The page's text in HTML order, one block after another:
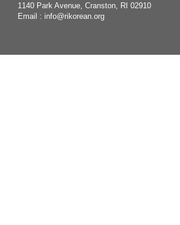
1140 Park Avenue, Cranston, RI 02910
Email : info@rikorean.org